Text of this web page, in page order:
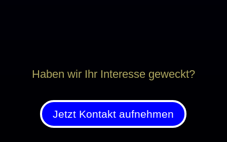
Haben wir Ihr Interesse geweckt?
Jetzt Kontakt aufnehmen